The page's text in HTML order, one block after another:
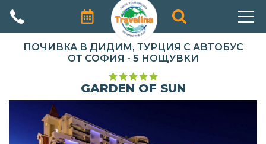
АВТОРСКИ ПРОГРАМИ
ПОЧИВКИ
ЕКЗОТИЧНИ ПЪТУВАНИЯ
ПОЧИВКА В ДИДИМ, ТУРЦИЯ С АВТОБУС
ОТ СОФИЯ - 5 НОЩУВКИ
GARDEN OF SUN